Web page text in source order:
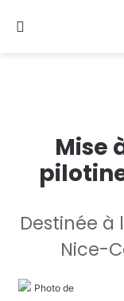
Mise
Destinée à
Nice-